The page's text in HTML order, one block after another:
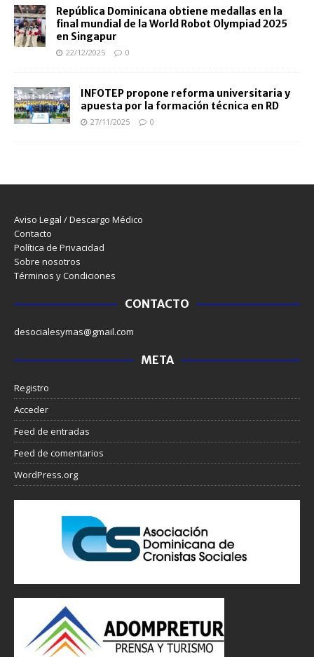
República Dominicana obtiene medallas en la
final mundial de la World Robot Olympiad 2025
en Singapur
22/12/2025 0
INFOTEP propone reforma universitaria y
apuesta por la formación técnica en RD
27/11/2025 0
Aviso Legal / Descargo Médico
Contacto
Política de Privacidad
Sobre nosotros
Términos y Condiciones
CONTACTO
desocialesymas@gmail.com
META
Registro
Acceder
Feed de entradas
Feed de comentarios
WordPress.org